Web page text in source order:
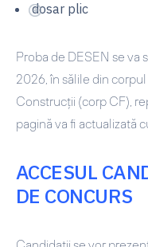
dosar plic
Proba de DESEN se va
2026, în sălile din
Construcții (corp CF),
pagină va fi actualizată
ACCESUL
DE CONCURS